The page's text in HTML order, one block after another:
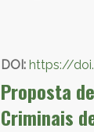
DOI: https://
Proposta
Criminais